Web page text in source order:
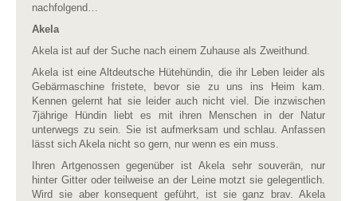
nachfolgend…
Akela
Akela ist auf der Suche nach einem Zuhause als Zweithund.
Akela ist eine Altdeutsche Hütehündin, die ihr Leben leider als
Gebärmaschine fristete, bevor sie zu uns ins Heim kam.
Kennen gelernt hat sie leider auch nicht viel. Die inzwischen
7jährige Hündin liebt es mit ihren Menschen in der Natur
unterwegs zu sein. Sie ist aufmerksam und schlau. Anfassen
lässt sich Akela nicht so gern, nur wenn es ein muss.
Ihren Artgenossen gegenüber ist Akela sehr souverän, nur
hinter Gitter oder teilweise an der Leine motzt sie gelegentlich.
Wird sie aber konsequent geführt, ist sie ganz brav. Akela